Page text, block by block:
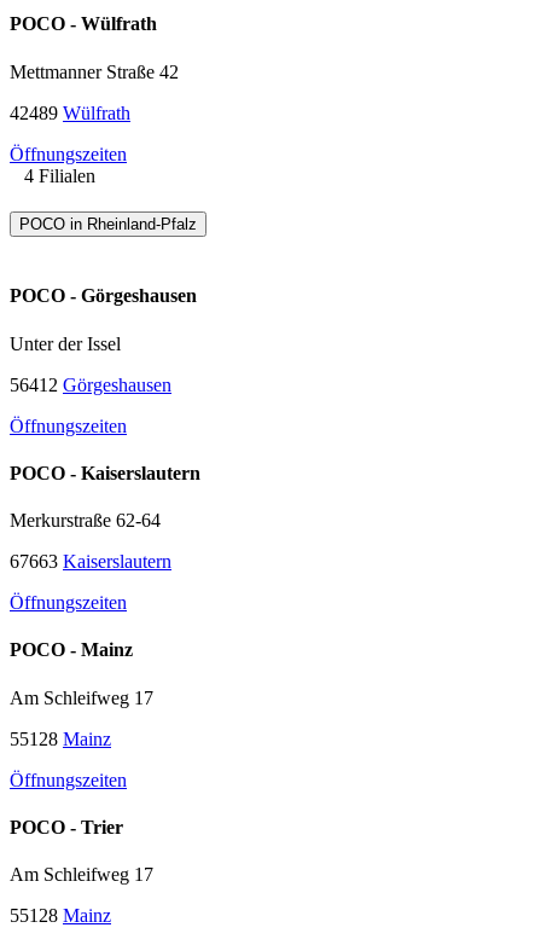
POCO - Wülfrath
Mettmanner Straße 42
42489 Wülfrath
Öffnungszeiten
4 Filialen
POCO in Rheinland-Pfalz
POCO - Görgeshausen
Unter der Issel
56412 Görgeshausen
Öffnungszeiten
POCO - Kaiserslautern
Merkurstraße 62-64
67663 Kaiserslautern
Öffnungszeiten
POCO - Mainz
Am Schleifweg 17
55128 Mainz
Öffnungszeiten
POCO - Trier
Am Schleifweg 17
55128 Mainz